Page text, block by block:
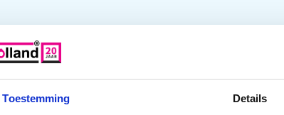
Toestemming Details
200 Color M251NW, HP laserjet Pro 200 Color M276N,